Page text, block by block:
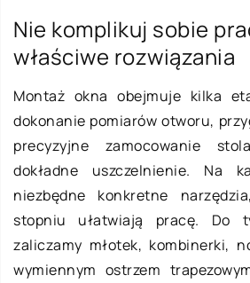
Nie komplikuj sobie
właściwe rozwiązania
Montaż okna obejmuje kilka
dokonanie pomiarów otworu,
precyzyjne zamocowanie
dokładne uszczelnienie. Na
niezbędne konkretne
stopniu ułatwiają pracę. Do
zaliczamy młotek, kombinerki,
wymiennym ostrzem